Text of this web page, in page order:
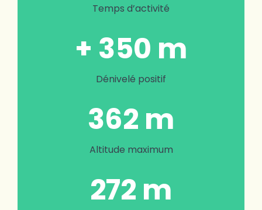
Temps d’activité
+ 350 m
Dénivelé positif
362 m
Altitude maximum
272 m